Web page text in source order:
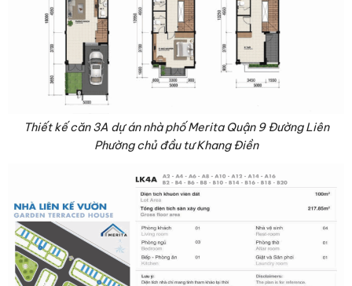
Thiết kế căn 3A dự án nhà phố Merita Quận 9 Đường Liên
Phường chủ đầu tư Khang Điền